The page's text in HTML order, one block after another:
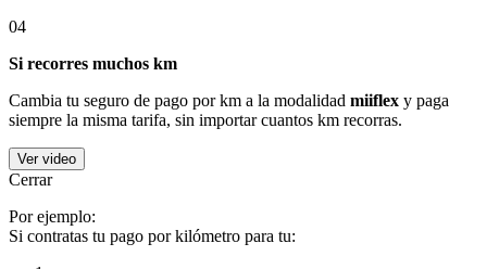
04
Si recorres muchos km
Cambia tu seguro de pago por km a la modalidad miiflex y paga
siempre la misma tarifa, sin importar cuantos km recorras.
Ver video
Cerrar
Por ejemplo:
Si contratas tu pago por kilómetro para tu: